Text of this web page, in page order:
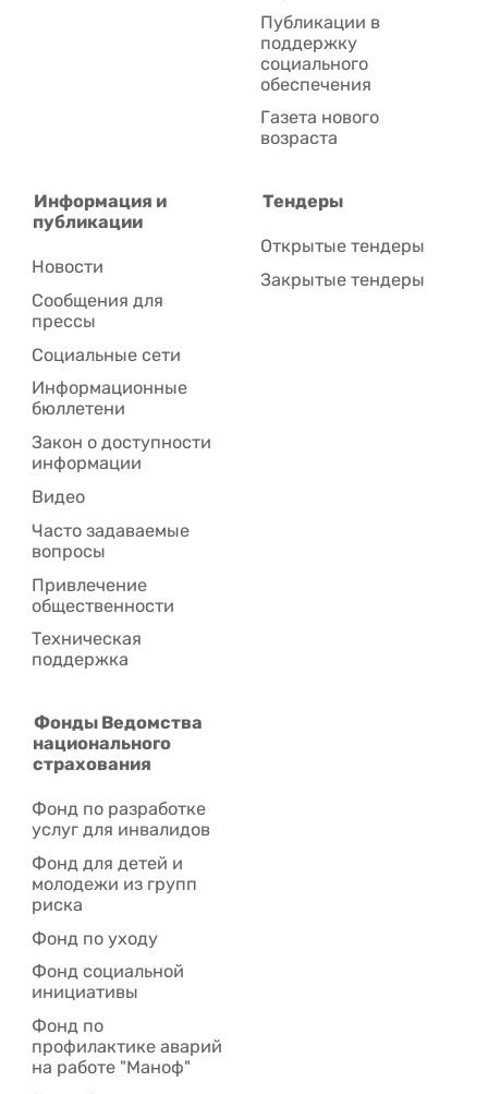
Публикации в
поддержку
социального
обеспечения
Газета нового
возраста
Информация и
публикации
Новости
Сообщения для
прессы
Социальные сети
Информационные
бюллетени
Закон о доступности
информации
Видео
Часто задаваемые
вопросы
Привлечение
общественности
Техническая
поддержка
Тендеры
Открытые тендеры
Закрытые тендеры
Фонды Ведомства
национального
страхования
Фонд по разработке
услуг для инвалидов
Фонд для детей и
молодежи из групп
риска
Фонд по уходу
Фонд социальной
инициативы
Фонд по
профилактике аварий
на работе "Маноф"